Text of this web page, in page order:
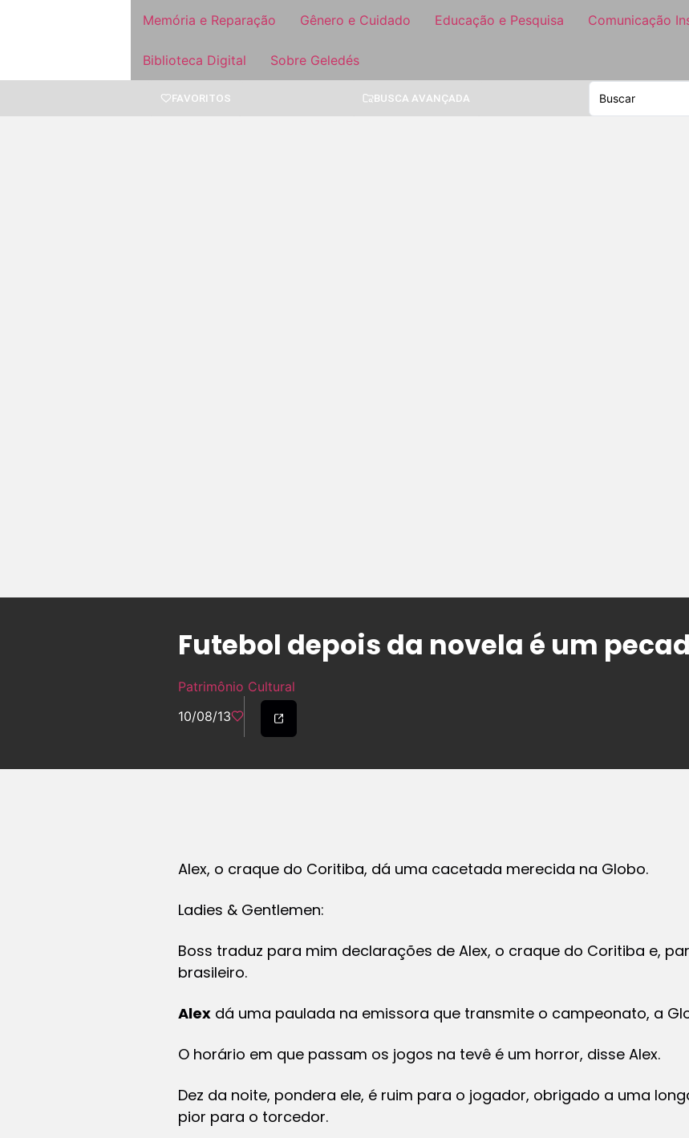
Memória e Reparação Gênero e Cuidado Educação e Pesquisa Comunicação
Biblioteca Digital Sobre Geledés
FAVORITOS BUSCA AVANÇADA
Futebol depois da novela é um
Patrimônio Cultural
10/08/13
Alex, o craque do Coritiba, dá uma cacetada merecida na Globo.
Ladies & Gentlemen:
Boss traduz para mim declarações de Alex, o craque do Coritiba e,
brasileiro.
Alex dá uma paulada na emissora que transmite o campeonato, a
O horário em que passam os jogos na tevê é um horror, disse Alex.
Dez da noite, pondera ele, é ruim para o jogador, obrigado a uma
pior para o torcedor.